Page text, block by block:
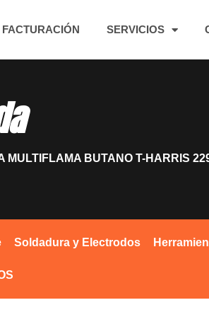
FACTURACIÓN SERVICIOS
MULTIFLAMA BUTANO T-HARRIS
Soldadura y Electrodos